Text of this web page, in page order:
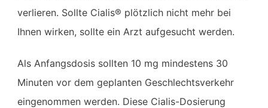
verlieren. Sollte Cialis® plötzlich nicht mehr bei
Ihnen wirken, sollte ein Arzt aufgesucht werden.
Als Anfangsdosis sollten 10 mg mindestens 30
Minuten vor dem geplanten Geschlechtsverkehr
eingenommen werden. Diese Cialis-Dosierung